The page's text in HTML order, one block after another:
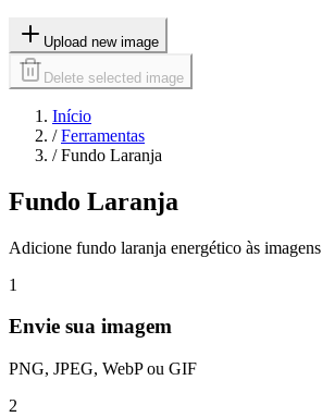
Upload new image
Delete selected image
Início
/ Ferramentas
/ Fundo Laranja
Fundo Laranja
Adicione fundo laranja energético às imagens
1
Envie sua imagem
PNG, JPEG, WebP ou GIF
2